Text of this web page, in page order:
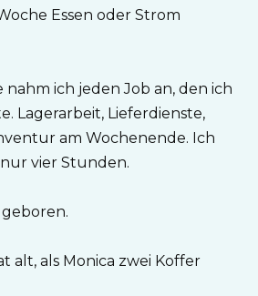
Essen oder Strom
nahm ich jeden Job an, den ich
Lagerarbeit, Lieferdienste,
am Wochenende. Ich
vier Stunden.
alt, als Monica zwei Koffer